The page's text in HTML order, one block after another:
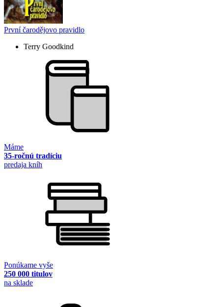
První čarodějovo pravidlo
Terry Goodkind
Máme
35-ročnú tradíciu
predaja kníh
Ponúkame vyše
250 000 titulov
na sklade